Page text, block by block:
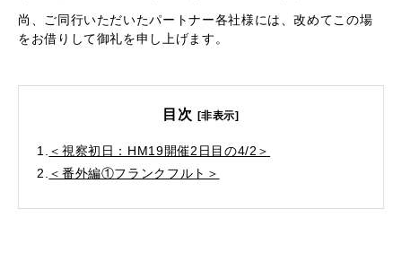
尚、ご同行いただいたパートナー各社様には、改めてこの場
をお借りして御礼を申し上げます。
目次 [非表示]
1.
＜視察初日：HM19開催2日目の4/2＞
2. ＜番外編①フランクフルト＞